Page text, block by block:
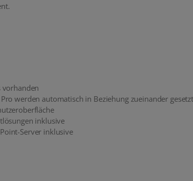
vorhanden
werden automatisch in Beziehung zueinander gesetzt
inklusive
Server inklusive